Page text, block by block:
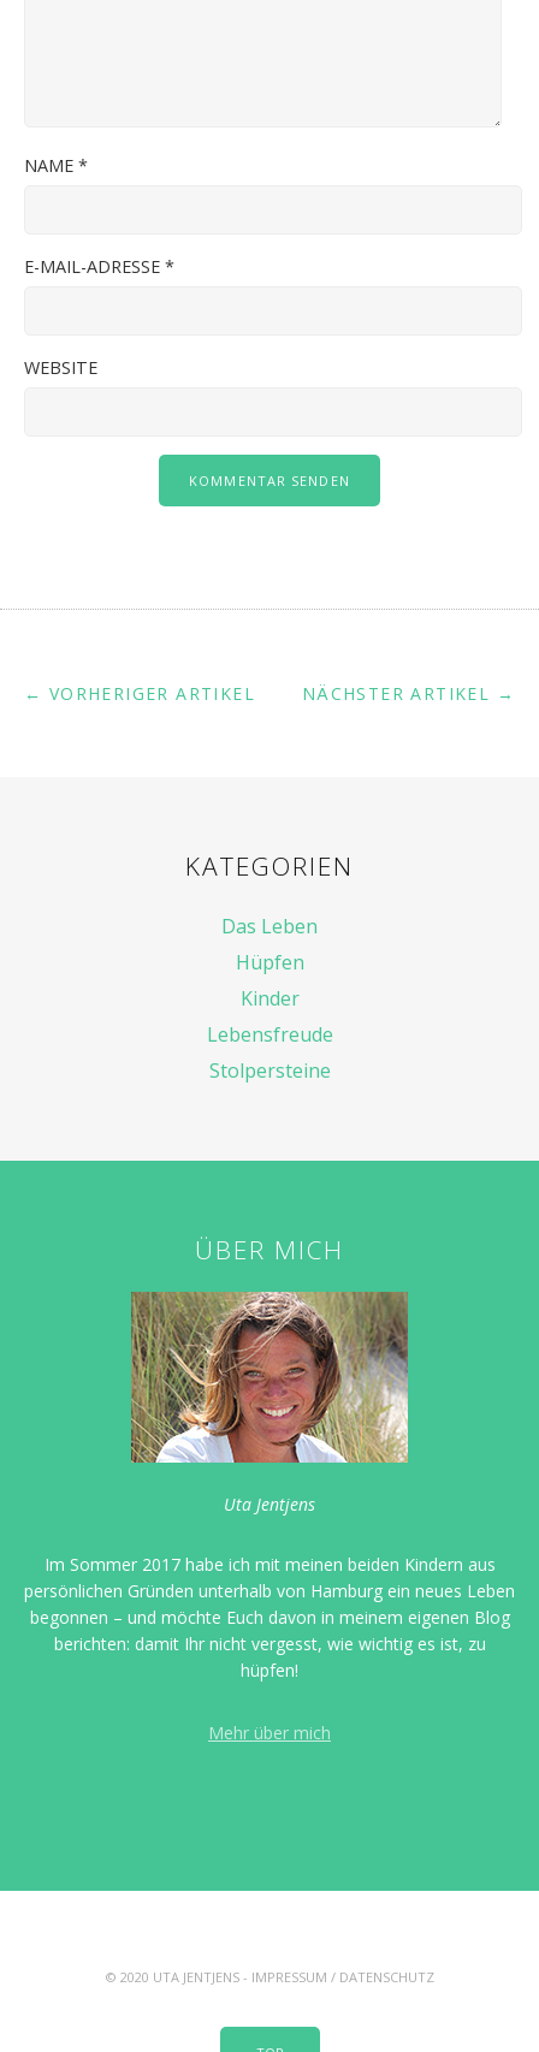
NAME *
E-MAIL-ADRESSE *
WEBSITE
NÄCHSTER ARTIKEL →
← VORHERIGER ARTIKEL
KATEGORIEN
Das Leben
Hüpfen
Kinder
Lebensfreude
Stolpersteine
ÜBER MICH
Uta Jentjens
Im Sommer 2017 habe ich mit meinen beiden Kindern aus
persönlichen Gründen unterhalb von Hamburg ein neues Leben
begonnen – und möchte Euch davon in meinem eigenen Blog
berichten: damit Ihr nicht vergesst, wie wichtig es ist, zu
hüpfen!
Mehr über mich
© 2020 UTA JENTJENS - IMPRESSUM / DATENSCHUTZ